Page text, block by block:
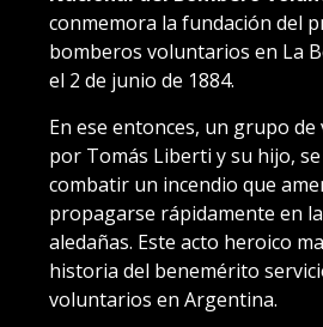
conmemora la fundación del
bomberos voluntarios en La
el 2 de junio de 1884.
En ese entonces, un grupo de
por Tomás Liberti y su hijo,
combatir un incendio que
propagarse rápidamente en
aledañas. Este acto heroico
historia del benemérito
voluntarios en Argentina.